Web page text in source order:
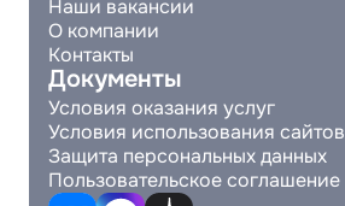
Наши вакансии
О компании
Контакты
Документы
Условия оказания услуг
Условия использования сайтов
Защита персональных данных
Пользовательское соглашение